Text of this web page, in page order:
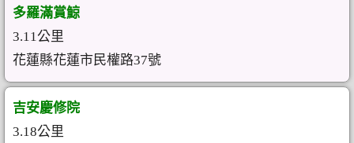
多羅滿賞鯨
3.11公里
花蓮縣花蓮市民權路37號
吉安慶修院
3.18公里